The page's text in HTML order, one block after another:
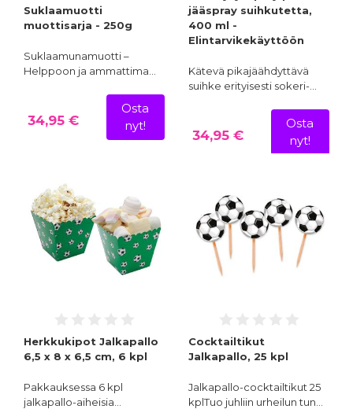
Suklaamuotti
muottisarja - 250g
Suklaamunamuotti –
Helppoon ja ammattima…
34,95 €
Osta
nyt!
jääspray suihkutetta,
400 ml -
Elintarvikekäyttöön
Kätevä pikajäähdyttävä
suihke erityisesti sokeri-…
34,95 €
Osta
nyt!
Herkkukipot Jalkapallo
6,5 x 8 x 6,5 cm, 6 kpl
Pakkauksessa 6 kpl
jalkapallo-aiheisia…
Cocktailtikut
Jalkapallo, 25 kpl
Jalkapallo-cocktailtikut 25
kplTuo juhliin urheilun tun…